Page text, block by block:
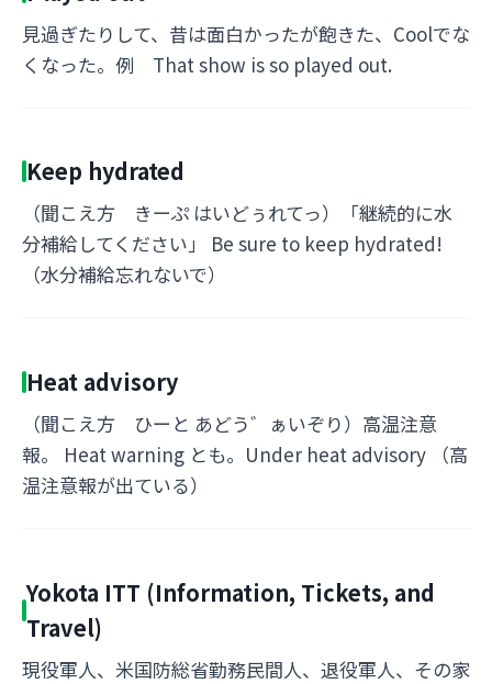
見過ぎたりして、昔は面白かったが飽きた、Coolでな
くなった。例 That show is so played out.
Keep hydrated
（聞こえ方 きーぷ はいどぅれてっ）「継続的に水
分補給してください」 Be sure to keep hydrated!
（水分補給忘れないで）
Heat advisory
（聞こえ方 ひーと あどう゛ぁいぞり）高温注意
報。 Heat warning とも。Under heat advisory （高
温注意報が出ている）
Yokota ITT (Information, Tickets, and
Travel)
現役軍人、米国防総省勤務民間人、退役軍人、その家